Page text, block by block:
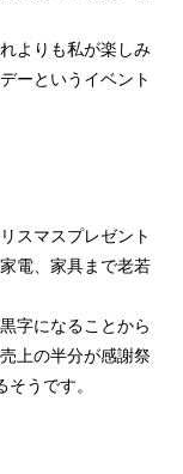
よりも私が楽しみ
ーというイベント
スマスプレゼント
電、家具まで老若
字になることから
上の半分が感謝祭
うです。